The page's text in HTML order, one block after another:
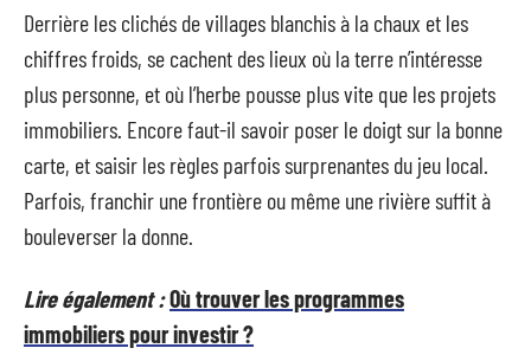
Derrière les clichés de villages blanchis à la chaux et les
chiffres froids, se cachent des lieux où la terre n’intéresse
plus personne, et où l’herbe pousse plus vite que les projets
immobiliers. Encore faut-il savoir poser le doigt sur la bonne
carte, et saisir les règles parfois surprenantes du jeu local.
Parfois, franchir une frontière ou même une rivière suffit à
bouleverser la donne.
Lire également :Où trouver les programmes
immobiliers pour investir ?